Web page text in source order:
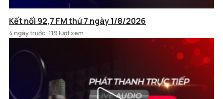
Kết nối 92,7 FM thứ 7 ngày 1/8/2026
4 ngày trước 119 lượt xem